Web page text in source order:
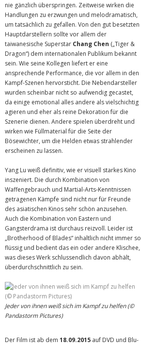
nie gänzlich überspringen. Zeitweise wirken die
Handlungen zu erzwungen und melodramatisch,
um tatsächlich zu gefallen. Von den gut besetzten
Hauptdarstellern sollte vor allem der
taiwanesische Superstar Chang Chen („Tiger &
Dragon“) dem internationalen Publikum bekannt
sein. Wie seine Kollegen liefert er eine
ansprechende Performance, die vor allem in den
Kampf-Szenen hervorsticht. Die Nebendarsteller
wurden scheinbar nicht so aufwendig gecastet,
da einige emotional alles andere als vielschichtig
agieren und eher als reine Dekoration für die
Szenerie dienen. Andere spielen überdreht und
wirken wie Füllmaterial für die Seite der
Bösewichter, um die Helden etwas strahlender
erscheinen zu lassen.
Yang Lu weiß definitiv, wie er visuell starkes Kino
inszeniert. Die durch Kombination von
Waffengebrauch und Martial-Arts-Kenntnissen
getragenen Kämpfe sind nicht nur für Freunde
des asiatischen Kinos sehr schön anzusehen.
Auch die Kombination von Eastern und
Gangsterdrama ist durchaus reizvoll. Leider ist
„Brotherhood of Blades“ inhaltlich nicht immer so
flüssig und bedient das ein oder andere Klischee,
was dieses Werk schlussendlich davon abhält,
überdurchschnittlich zu sein.
Jeder von ihnen weiß sich im Kampf zu helfen (©
Pandastorm Pictures)
Der Film ist ab dem 18.09.2015 auf DVD und Blu-